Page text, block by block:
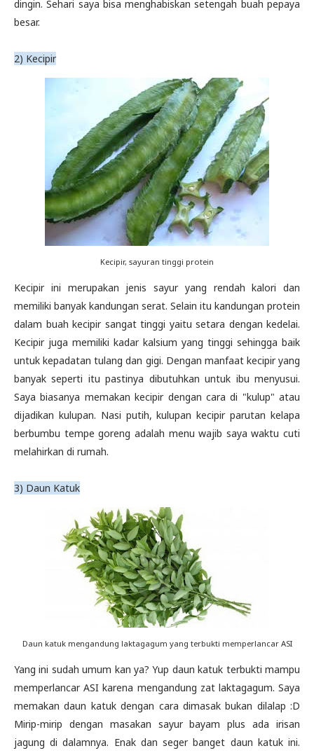
dingin. Sehari saya bisa menghabiskan setengah buah pepaya
besar.
2) Kecipir
Kecipir, sayuran tinggi protein
Kecipir ini merupakan jenis sayur yang rendah kalori dan
memiliki banyak kandungan serat. Selain itu kandungan protein
dalam buah kecipir sangat tinggi yaitu setara dengan kedelai.
Kecipir juga memiliki kadar kalsium yang tinggi sehingga baik
untuk kepadatan tulang dan gigi. Dengan manfaat kecipir yang
banyak seperti itu pastinya dibutuhkan untuk ibu menyusui.
Saya biasanya memakan kecipir dengan cara di "kulup" atau
dijadikan kulupan. Nasi putih, kulupan kecipir parutan kelapa
berbumbu tempe goreng adalah menu wajib saya waktu cuti
melahirkan di rumah.
3) Daun Katuk
Daun katuk mengandung laktagagum yang terbukti memperlancar ASI
Yang ini sudah umum kan ya? Yup daun katuk terbukti mampu
memperlancar ASI karena mengandung zat laktagagum. Saya
memakan daun katuk dengan cara dimasak bukan dilalap :D
Mirip-mirip dengan masakan sayur bayam plus ada irisan
jagung di dalamnya. Enak dan seger banget daun katuk ini.